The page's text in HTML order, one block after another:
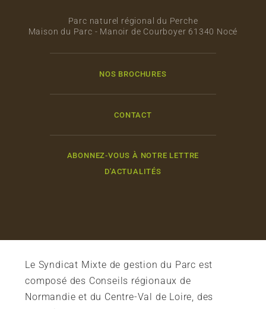
Parc naturel régional du Perche
Maison du Parc - Manoir de Courboyer 61340 Nocé
NOS BROCHURES
CONTACT
ABONNEZ-VOUS À NOTRE LETTRE
D'ACTUALITÉS
Le Syndicat Mixte de gestion du Parc est
composé des Conseils régionaux de
Normandie et du Centre-Val de Loire, des